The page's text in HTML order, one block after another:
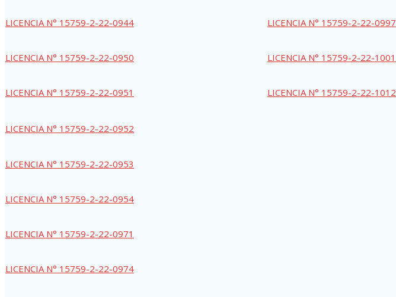
LICENCIA N° 15759-2-22-0944 LICENCIA N° 15759-2-22-0997
LICENCIA N° 15759-2-22-0950 LICENCIA N° 15759-2-22-1001
LICENCIA N° 15759-2-22-0951 LICENCIA N° 15759-2-22-1012
LICENCIA N° 15759-2-22-0952
LICENCIA N° 15759-2-22-0953
LICENCIA N° 15759-2-22-0954
LICENCIA N° 15759-2-22-0971
LICENCIA N° 15759-2-22-0974